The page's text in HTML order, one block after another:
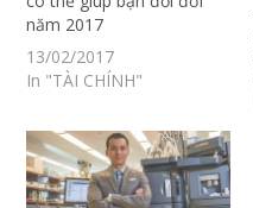
năm 2017
13/02/2017
In "TÀI CHÍNH"